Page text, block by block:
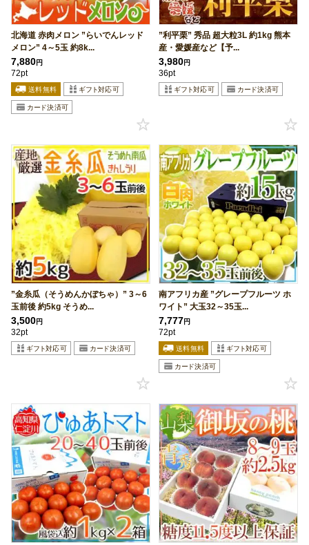
北海道 赤肉メロン ”らいでんレッド
メロン” 4～5玉 約8k...
7,880円
72pt
”利平栗” 秀品 超大粒3L 約1kg 熊本
産・愛媛産など【予...
3,980円
36pt
”金糸瓜（そうめんかぼちゃ）” 3～6
玉前後 約5kg そうめ...
3,500円
32pt
南アフリカ産 ”グレープフルーツ ホ
ワイト” 大玉32～35玉...
7,777円
72pt